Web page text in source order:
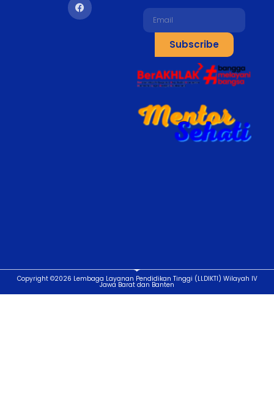
Subscribe
Copyright ©2026 Lembaga Layanan Pendidikan Tinggi (LLDIKTI) Wilayah IV
Jawa Barat dan Banten